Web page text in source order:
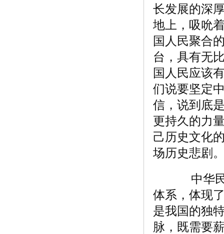
长发展的深
地上，吸吮
国人民聚合
台，具有无
国人民应该
们说要坚定
信，说到底
更持久的力
己历史文化
场历史悲剧
中华民
体系，体现
是我国的独
脉，既需要